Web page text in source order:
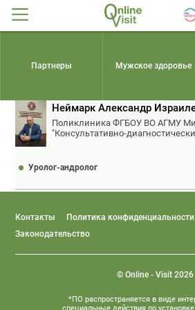
Партнеры Мужское здоровье
Неймарк Александр
Поликлиника ФГБОУ ВО АГМУ
"Консультативно-
Уролог-андролог
Контакты Политика конфиденциальности
Законодательство
© Online - Visit 2026
*ПО распространяется в виде